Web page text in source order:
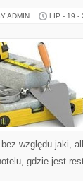
ADMIN LIP - 19 -
względu jaki,
gdzie jest